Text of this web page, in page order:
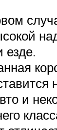
езде.
и